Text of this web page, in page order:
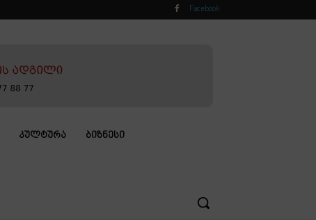
Facebook
ᲙᲣᲚᲢᲣᲠᲐ ᲑᲘᲖᲜᲔᲡᲘ